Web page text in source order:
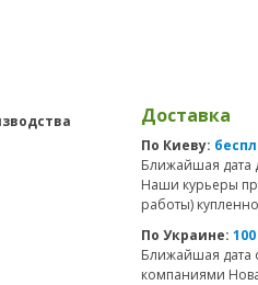
Доставка
По Киеву:
Ближайшая дата
Наши курьеры
работы)
По Украине:
Ближайшая дата
компаниями